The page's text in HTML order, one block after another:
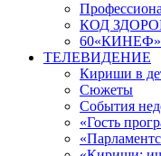
КОД
60«КИНЕФ»
ТЕЛЕВИДЕНИЕ
Кириши в
Сюжеты
События
«Гость